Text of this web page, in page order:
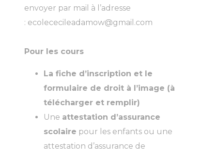
envoyer par mail à l’adresse
: ecolececileadamow@gmail.com
Pour les cours
La fiche d’inscription et le
formulaire de droit à l’image (à
télécharger et remplir)
Une attestation d’assurance
scolaire pour les enfants ou une
attestation d’assurance de